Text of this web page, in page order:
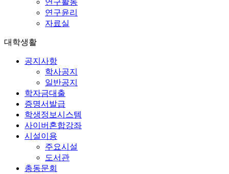
연구활동
연구윤리
자료실
대학생활
공지사항
학사공지
일반공지
학자금대출
증명서발급
학생정보시스템
사이버혼합강좌
시설이용
주요시설
도서관
총동문회